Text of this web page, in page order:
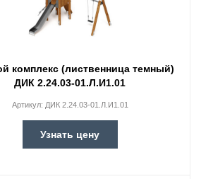
комплекс (лиственница темный)
ДИК 2.24.03-01.Л.И1.01
Артикул: ДИК 2.24.03-01.Л.И1.01
Узнать цену